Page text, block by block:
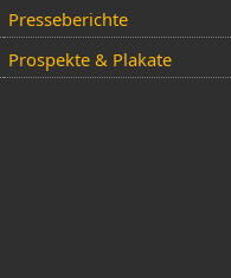
Presseberichte
Prospekte & Plakate